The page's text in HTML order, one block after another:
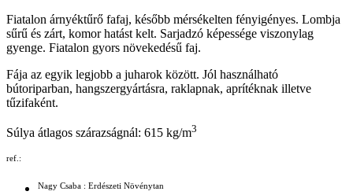
Fiatalon árnyéktűrő fafaj, később mérsékelten fényigényes. Lombja
sűrű és zárt, komor hatást kelt. Sarjadzó képessége viszonylag
gyenge. Fiatalon gyors növekedésű faj.
Fája az egyik legjobb a juharok között. Jól használható
bútoriparban, hangszergyártásra, raklapnak, aprítéknak illetve
tűzifaként.
Súlya átlagos szárazságnál: 615 kg/m3
ref.:
Nagy Csaba : Erdészeti Növénytan